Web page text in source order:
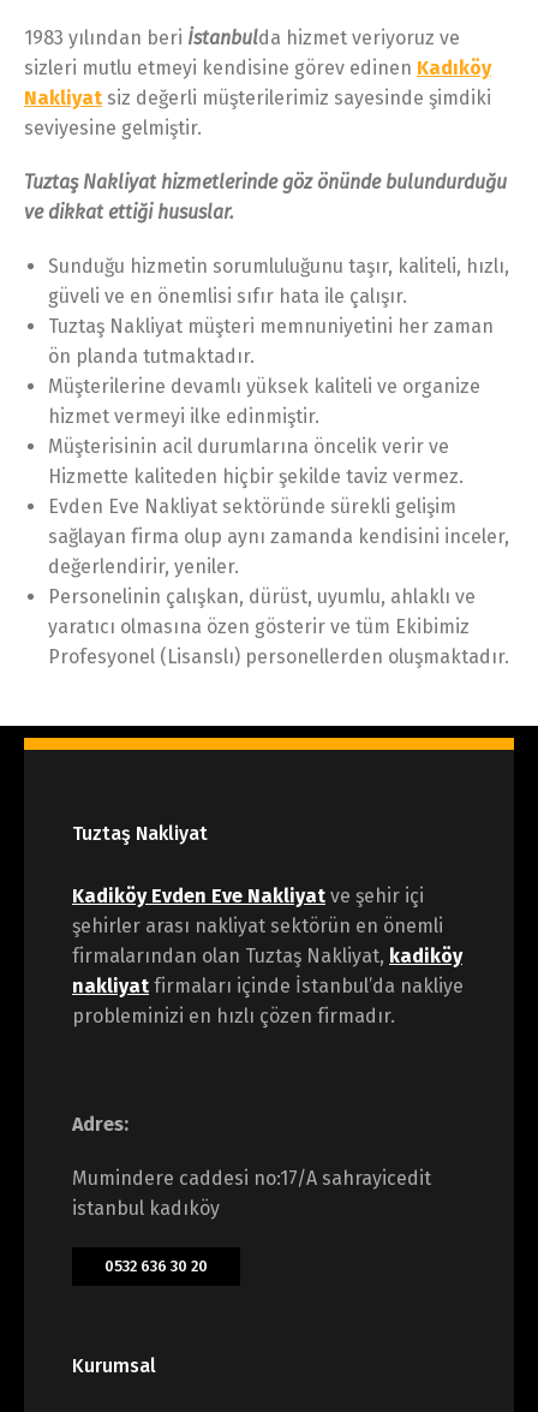
1983 yılından beri İstanbulda hizmet veriyoruz ve
sizleri mutlu etmeyi kendisine görev edinen Kadıköy
Nakliyat siz değerli müşterilerimiz sayesinde şimdiki
seviyesine gelmiştir.
Tuztaş Nakliyat hizmetlerinde göz önünde bulundurduğu
ve dikkat ettiği hususlar.
Sunduğu hizmetin sorumluluğunu taşır, kaliteli, hızlı,
güveli ve en önemlisi sıfır hata ile çalışır.
Tuztaş Nakliyat müşteri memnuniyetini her zaman
ön planda tutmaktadır.
Müşterilerine devamlı yüksek kaliteli ve organize
hizmet vermeyi ilke edinmiştir.
Müşterisinin acil durumlarına öncelik verir ve
Hizmette kaliteden hiçbir şekilde taviz vermez.
Evden Eve Nakliyat sektöründe sürekli gelişim
sağlayan firma olup aynı zamanda kendisini inceler,
değerlendirir, yeniler.
Personelinin çalışkan, dürüst, uyumlu, ahlaklı ve
yaratıcı olmasına özen gösterir ve tüm Ekibimiz
Profesyonel (Lisanslı) personellerden oluşmaktadır.
Tuztaş Nakliyat
Kadiköy Evden Eve Nakliyat ve şehir içi
şehirler arası nakliyat sektörün en önemli
firmalarından olan Tuztaş Nakliyat, kadiköy
nakliyat firmaları içinde İstanbul’da nakliye
probleminizi en hızlı çözen firmadır.
Adres:
Mumindere caddesi no:17/A sahrayicedit
istanbul kadıköy
0532 636 30 20
Kurumsal